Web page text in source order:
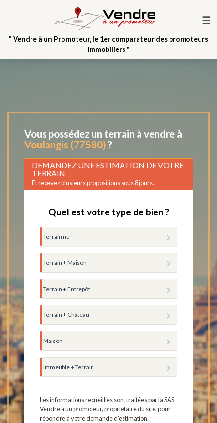
☰
" Vendre à un Promoteur, le 1er comparateur des promoteurs
immobiliers "
Vous possédez un terrain à vendre à
Voulangis (77580) ?
DEMANDEZ UNE ESTIMATION DE VOTRE
TERRAIN
Et recevez plusieurs propositions sous 8 jours.
Quel est votre type de bien ?
Terrain nu
Terrain + Maison
Terrain + Entrepôt
Terrain + Château
Maison
Immeuble + Terrain
Les informations recueillies sont traitées par la SAS
Vendre à un promoteur, propriétaire du site, pour
répondre à votre demande d'estimation.